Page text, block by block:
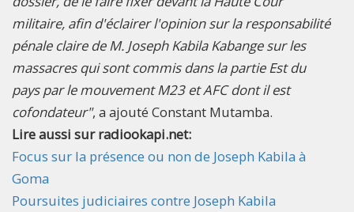
militaire, afin d'éclairer l'opinion sur la responsabilité
pénale claire de M. Joseph Kabila Kabange sur les
massacres qui sont commis dans la partie Est du
pays par le mouvement M23 et AFC dont il est
cofondateur", a ajouté Constant Mutamba.
Lire aussi sur radiookapi.net:
Focus sur la présence ou non de Joseph Kabila à
Goma
Poursuites judiciaires contre Joseph Kabila